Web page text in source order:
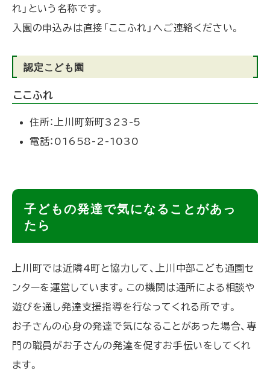
戻
る
れ」という名称です。
入園の申込みは直接「ここふれ」へご連絡ください。
認定こども園
ここふれ
住所：上川町新町323-5
電話：01658-2-1030
子どもの発達で気になることがあっ
たら
上川町では近隣4町と協力して、上川中部こども通園セ
ンターを運営しています。この機関は通所による相談や
遊びを通し発達支援指導を行なってくれる所です。
お子さんの心身の発達で気になることがあった場合、専
門の職員がお子さんの発達を促すお手伝いをしてくれ
ます。